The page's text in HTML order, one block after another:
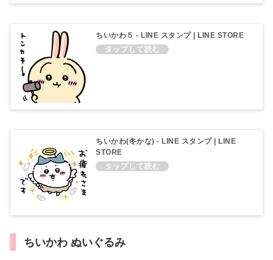
ちいかわ５ - LINE スタンプ | LINE STORE
ちいかわ(冬かな) - LINE スタンプ | LINE
STORE
ちいかわ ぬいぐるみ